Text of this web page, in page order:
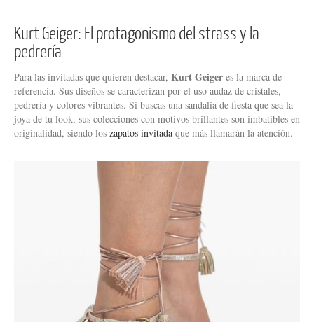
Kurt Geiger: El protagonismo del strass y la
pedrería
Para las invitadas que quieren destacar, Kurt Geiger es la marca de
referencia. Sus diseños se caracterizan por el uso audaz de cristales,
pedrería y colores vibrantes. Si buscas una sandalia de fiesta que sea la
joya de tu look, sus colecciones con motivos brillantes son imbatibles en
originalidad, siendo los zapatos invitada que más llamarán la atención.